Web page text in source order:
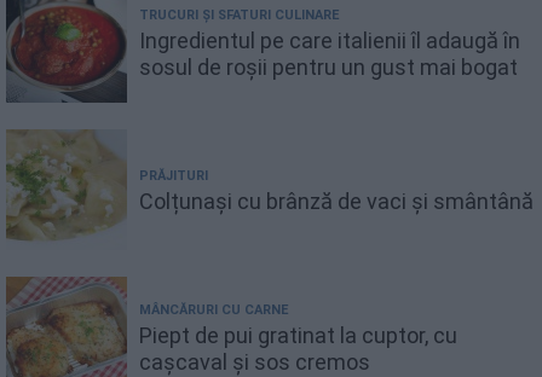
TRUCURI ȘI SFATURI CULINARE
Ingredientul pe care italienii îl adaugă în
sosul de roșii pentru un gust mai bogat
PRĂJITURI
Colțunași cu brânză de vaci și smântână
MÂNCĂRURI CU CARNE
Piept de pui gratinat la cuptor, cu
cașcaval și sos cremos